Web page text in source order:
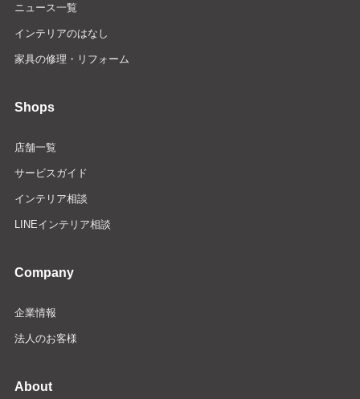
ニュース一覧
インテリアのはなし
家具の修理・リフォーム
Shops
店舗一覧
サービスガイド
インテリア相談
LINEインテリア相談
Company
企業情報
法人のお客様
About